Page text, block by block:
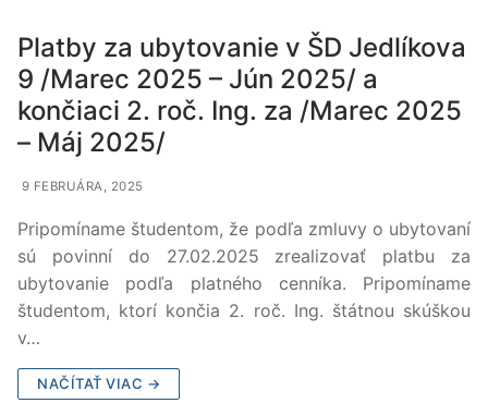
Platby za ubytovanie v ŠD Jedlíkova
9 /Marec 2025 – Jún 2025/ a
končiaci 2. roč. Ing. za /Marec 2025
– Máj 2025/
9 FEBRUÁRA, 2025
Pripomíname študentom, že podľa zmluvy o ubytovaní
sú povinní do 27.02.2025 zrealizovať platbu za
ubytovanie podľa platného cenníka. Pripomíname
študentom, ktorí končia 2. roč. Ing. štátnou skúškou
v…
NAČÍTAŤ VIAC →